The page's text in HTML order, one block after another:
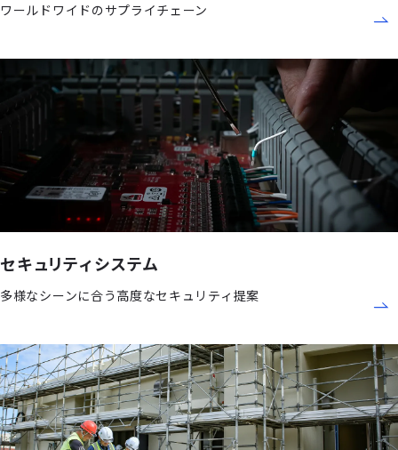
ワールドワイドのサプライチェーン
セキュリティシステム
多様なシーンに合う高度なセキュリティ提案